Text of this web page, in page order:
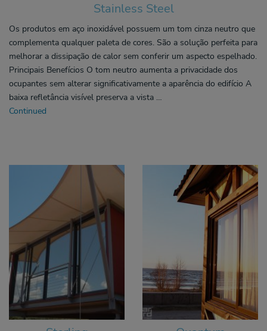
Stainless Steel
Os produtos em aço inoxidável possuem um tom cinza neutro que
complementa qualquer paleta de cores. São a solução perfeita para
melhorar a dissipação de calor sem conferir um aspecto espelhado.
Principais Benefícios O tom neutro aumenta a privacidade dos
ocupantes sem alterar significativamente a aparência do edifício A
baixa refletância visível preserva a vista …
Continued